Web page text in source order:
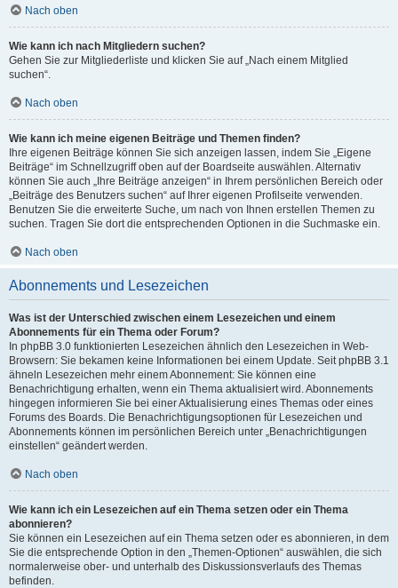
Nach oben
Wie kann ich nach Mitgliedern suchen?
Gehen Sie zur Mitgliederliste und klicken Sie auf „Nach einem Mitglied
suchen“.
Nach oben
Wie kann ich meine eigenen Beiträge und Themen finden?
Ihre eigenen Beiträge können Sie sich anzeigen lassen, indem Sie „Eigene
Beiträge“ im Schnellzugriff oben auf der Boardseite auswählen. Alternativ
können Sie auch „Ihre Beiträge anzeigen“ in Ihrem persönlichen Bereich oder
„Beiträge des Benutzers suchen“ auf Ihrer eigenen Profilseite verwenden.
Benutzen Sie die erweiterte Suche, um nach von Ihnen erstellen Themen zu
suchen. Tragen Sie dort die entsprechenden Optionen in die Suchmaske ein.
Nach oben
Abonnements und Lesezeichen
Was ist der Unterschied zwischen einem Lesezeichen und einem
Abonnements für ein Thema oder Forum?
In phpBB 3.0 funktionierten Lesezeichen ähnlich den Lesezeichen in Web-
Browsern: Sie bekamen keine Informationen bei einem Update. Seit phpBB 3.1
ähneln Lesezeichen mehr einem Abonnement: Sie können eine
Benachrichtigung erhalten, wenn ein Thema aktualisiert wird. Abonnements
hingegen informieren Sie bei einer Aktualisierung eines Themas oder eines
Forums des Boards. Die Benachrichtigungsoptionen für Lesezeichen und
Abonnements können im persönlichen Bereich unter „Benachrichtigungen
einstellen“ geändert werden.
Nach oben
Wie kann ich ein Lesezeichen auf ein Thema setzen oder ein Thema
abonnieren?
Sie können ein Lesezeichen auf ein Thema setzen oder es abonnieren, in dem
Sie die entsprechende Option in den „Themen-Optionen“ auswählen, die sich
normalerweise ober- und unterhalb des Diskussionsverlaufs des Themas
befinden.